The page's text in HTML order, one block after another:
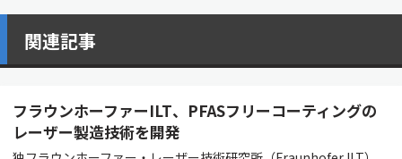
関連記事
フラウンホーファーILT、PFASフリーコーティングの
レーザー製造技術を開発